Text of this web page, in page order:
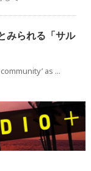
みられる「サル
as ...